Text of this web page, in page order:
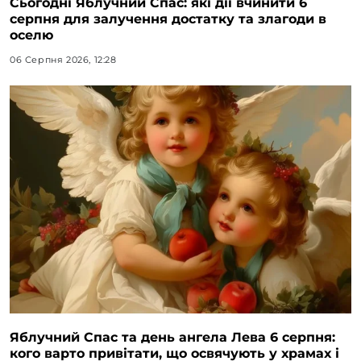
серпня для залучення достатку та злагоди в
оселю
06 Серпня 2026, 12:28
Яблучний Спас та день ангела Лева 6 серпня:
кого варто привітати, що освячують у храмах і